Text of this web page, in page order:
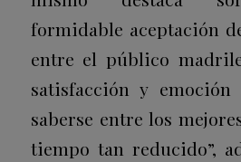
formidable aceptación
entre el público
satisfacción y
saberse entre los
tiempo tan reducido”,